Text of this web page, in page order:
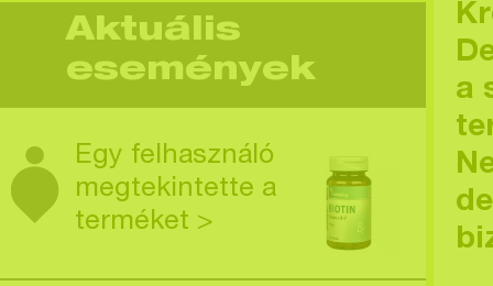
Aktuális
események
Egy felhasználó
megtekintette a
terméket >
a